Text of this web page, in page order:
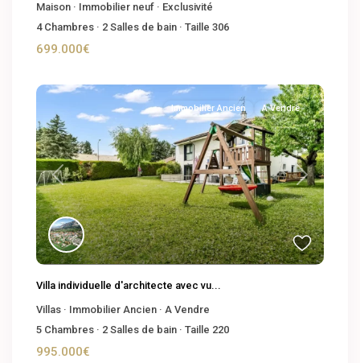
Maison · Immobilier neuf · Exclusivité
4Chambres · 2 Salles de bain · Taille 306
699.000€
Previous Next
Immobilier Ancien A Vendre
Villa individuelle d'architecte avec vu...
Villas · Immobilier Ancien · A Vendre
5 Chambres · 2 Salles de bain · Taille 220
995.000€